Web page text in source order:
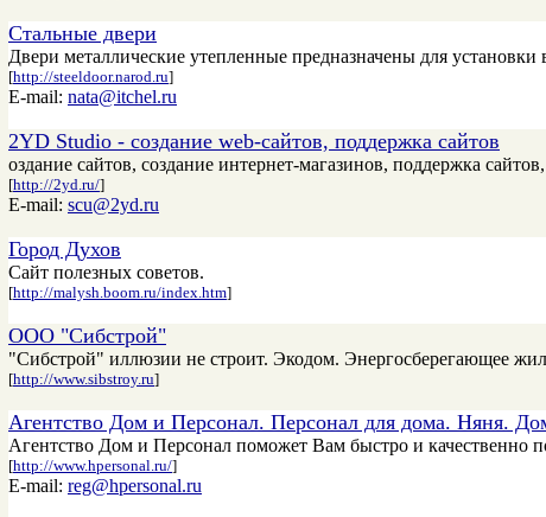
Стальные двери
Двери металлические утепленные предназначены для
[http://steeldoor.narod.ru]
E-mail: nata@itchel.ru
2YD Studio - cоздание web-сайтов, поддержка сайтов
оздание сайтов, создание интернет-магазинов, поддержка
[http://2yd.ru/]
E-mail: scu@2yd.ru
Город Духов
Сайт полезных советов.
[http://malysh.boom.ru/index.htm]
ООО "Сибстрой"
"Сибстрой" иллюзии не строит. Экодом. Энергосберегающее
[http://www.sibstroy.ru]
Агентство Дом и Персонал. Персонал для дома. Няня.
Агентство Дом и Персонал поможет Вам быстро и качественно
[http://www.hpersonal.ru/]
E-mail: reg@hpersonal.ru